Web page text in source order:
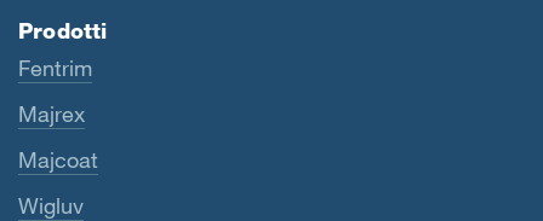
Prodotti
Fentrim
Majrex
Majcoat
Wigluv